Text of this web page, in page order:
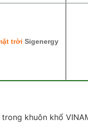
trời Sigenergy
trong khuôn khổ